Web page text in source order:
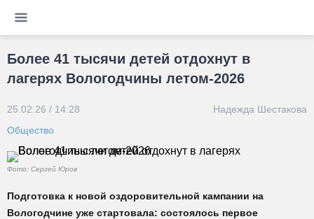
Более 41 тысячи детей отдохнут в
лагерях Вологодчины летом-2026
25.02.26 / 14:28
Надежда Шестакова
Общество
Фото: Сергей Юров
Подготовка к новой оздоровительной кампании на
Вологодчине уже стартовала: состоялось первое